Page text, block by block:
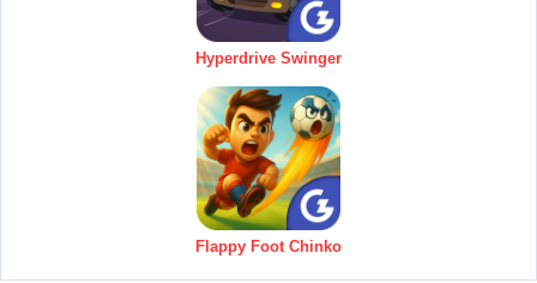
Hyperdrive Swinger
Flappy Foot Chinko